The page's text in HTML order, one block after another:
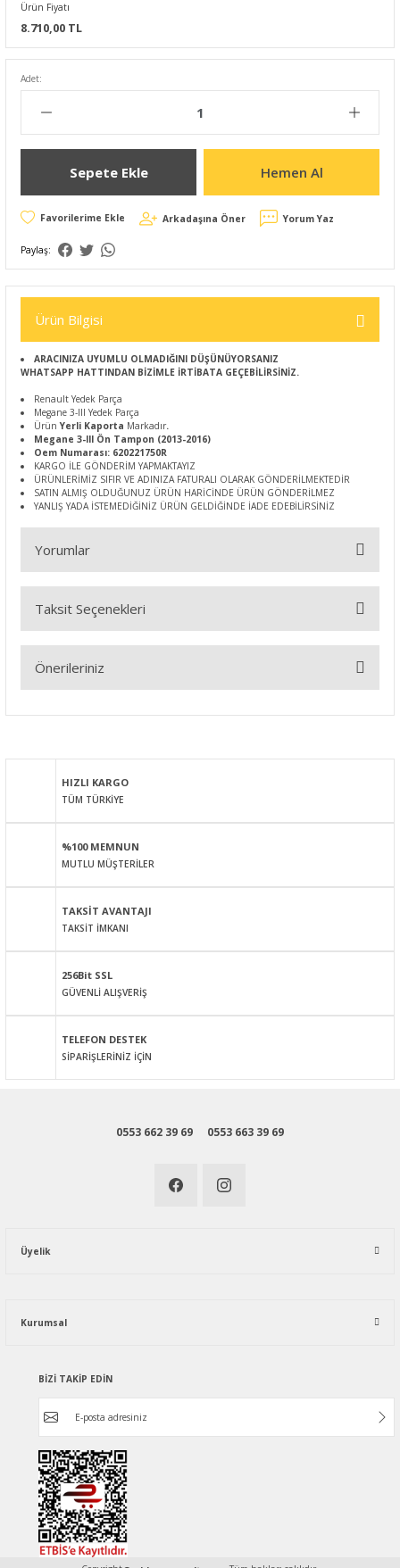
Ürün Fiyatı
8.710,00 TL
Adet:
Sepete Ekle Hemen Al
Arkadaşına Öner Yorum Yaz
Paylaş:
Ürün Bilgisi
ARACINIZA UYUMLU OLMADIĞINI DÜŞÜNÜYORSANIZ
WHATSAPP HATTINDAN BİZİMLE İRTİBATA GEÇEBİLİRSİNİZ.
Renault Yedek Parça
Megane 3-III Yedek Parça
ÜrünYerli Kaporta Markadır.
Megane 3-III Ön Tampon (2013-2016)
Oem Numarası: 620221750R
KARGO İLE GÖNDERİM YAPMAKTAYIZ
ÜRÜNLERİMİZ SIFIR VE ADINIZA FATURALI OLARAK GÖNDERİLMEKTEDİR
SATIN ALMIŞ OLDUĞUNUZ ÜRÜN HARİCİNDE ÜRÜN GÖNDERİLMEZ
YANLIŞ YADA İSTEMEDİĞİNİZ ÜRÜN GELDİĞİNDE İADE EDEBİLİRSİNİZ
Yorumlar
Bu ürüne ilk yorumu siz yapın!
Taksit Seçenekleri
Önerileriniz
Görüş ve önerileriniz için teşekkür ederiz.
Ürün resmi kalitesiz, bozuk veya görüntülenemiyor.
Ürün bilgilerinde hatalar bulunuyor.
Bu ürüne benzer farklı alternatifler olmalı.
HIZLI KARGO
TÜM TÜRKİYE
%100 MEMNUN
MUTLU MÜŞTERİLER
TAKSİT AVANTAJI
TAKSİT İMKANI
256Bit SSL
GÜVENLİ ALIŞVERİŞ
TELEFON DESTEK
SİPARİŞLERİNİZ İÇİN
0553 662 39 69 0553 663 39 69
Üyelik
Kurumsal
BİZİ TAKİP EDİN